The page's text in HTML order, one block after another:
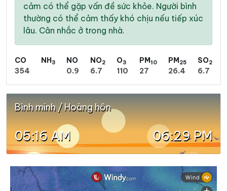
cảm có thể gặp vấn đề sức khỏe. Người bình
thường có thể cảm thấy khó chịu nếu tiếp xúc
lâu. Cân nhắc ở trong nhà.
CO
354
NH3
NO
0.9
NO2
6.7
O3
110
PM10
27
PM25
26.4
SO2
6.7
Bình minh / Hoàng hôn
05:16 AM 06:29 PM